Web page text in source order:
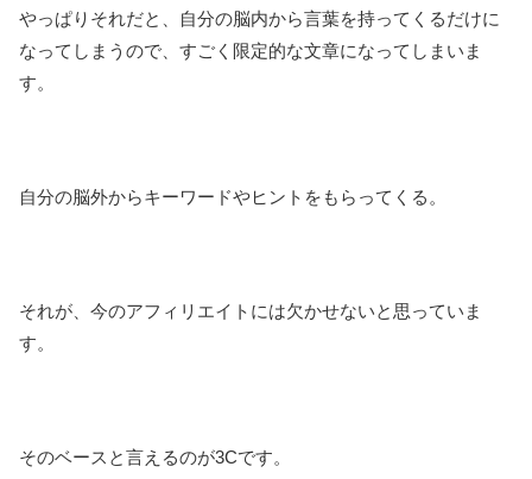
やっぱりそれだと、自分の脳内から言葉を持ってくるだけに
なってしまうので、すごく限定的な文章になってしまいま
す。
自分の脳外からキーワードやヒントをもらってくる。
それが、今のアフィリエイトには欠かせないと思っていま
す。
そのベースと言えるのが3Cです。